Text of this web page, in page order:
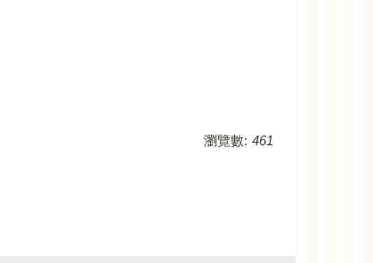
瀏覽數: 461